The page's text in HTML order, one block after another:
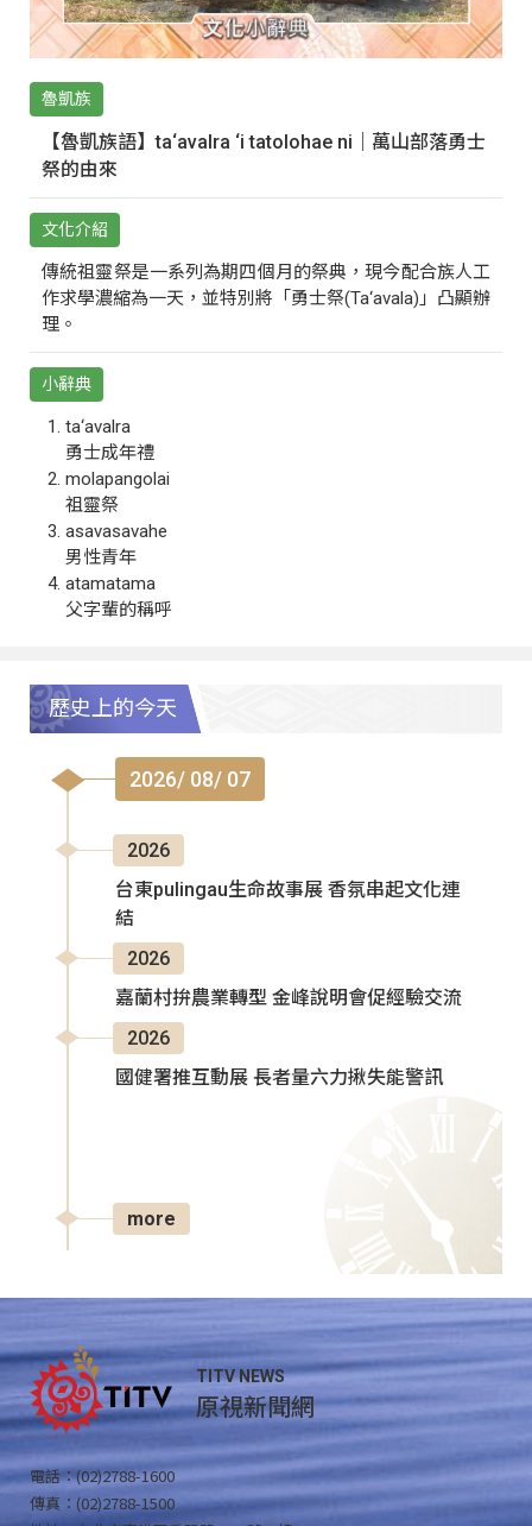
魯凱族
【魯凱族語】ta‘avalra ‘i tatolohae ni｜萬山部落勇士
祭的由來
文化介紹
傳統祖靈祭是一系列為期四個月的祭典，現今配合族人工
作求學濃縮為一天，並特別將「勇士祭(Ta‘avala)」凸顯辦
理。
小辭典
ta‘avalra
勇士成年禮
molapangolai
祖靈祭
asavasavahe
男性青年
atamatama
父字輩的稱呼
歷史上的今天
2026/ 08/ 07
2026
台東pulingau生命故事展 香氛串起文化連
結
2026
嘉蘭村拚農業轉型 金峰說明會促經驗交流
2026
國健署推互動展 長者量六力揪失能警訊
more
TITV NEWS
原視新聞網
電話：(02)2788-1600
傳真：(02)2788-1500